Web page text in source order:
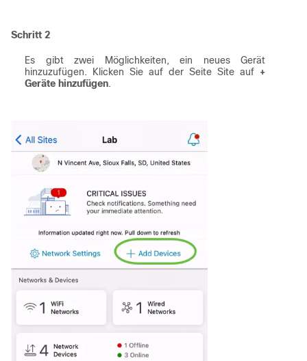
Schritt 2
Es gibt zwei Möglichkeiten, ein neues Gerät
hinzuzufügen. Klicken Sie auf der Seite Site auf +
Geräte hinzufügen.